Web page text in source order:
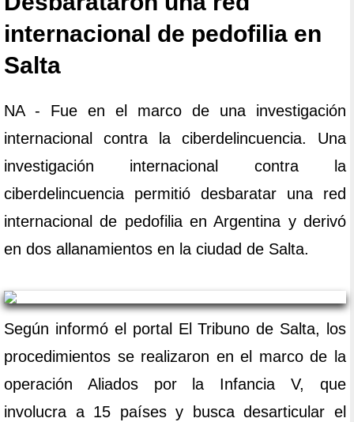
internacional de pedofilia en
Salta
NA - Fue en el marco de una investigación
internacional contra la ciberdelincuencia. Una
investigación internacional contra la
ciberdelincuencia permitió desbaratar una red
internacional de pedofilia en Argentina y derivó
en dos allanamientos en la ciudad de Salta.
Según informó el portal El Tribuno de Salta, los
procedimientos se realizaron en el marco de la
operación Aliados por la Infancia V, que
involucra a 15 países y busca desarticular el